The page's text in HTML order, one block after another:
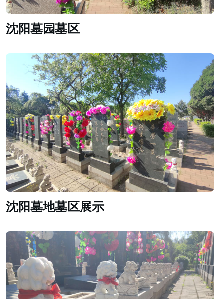
沈阳墓园墓区
沈阳墓地墓区展示